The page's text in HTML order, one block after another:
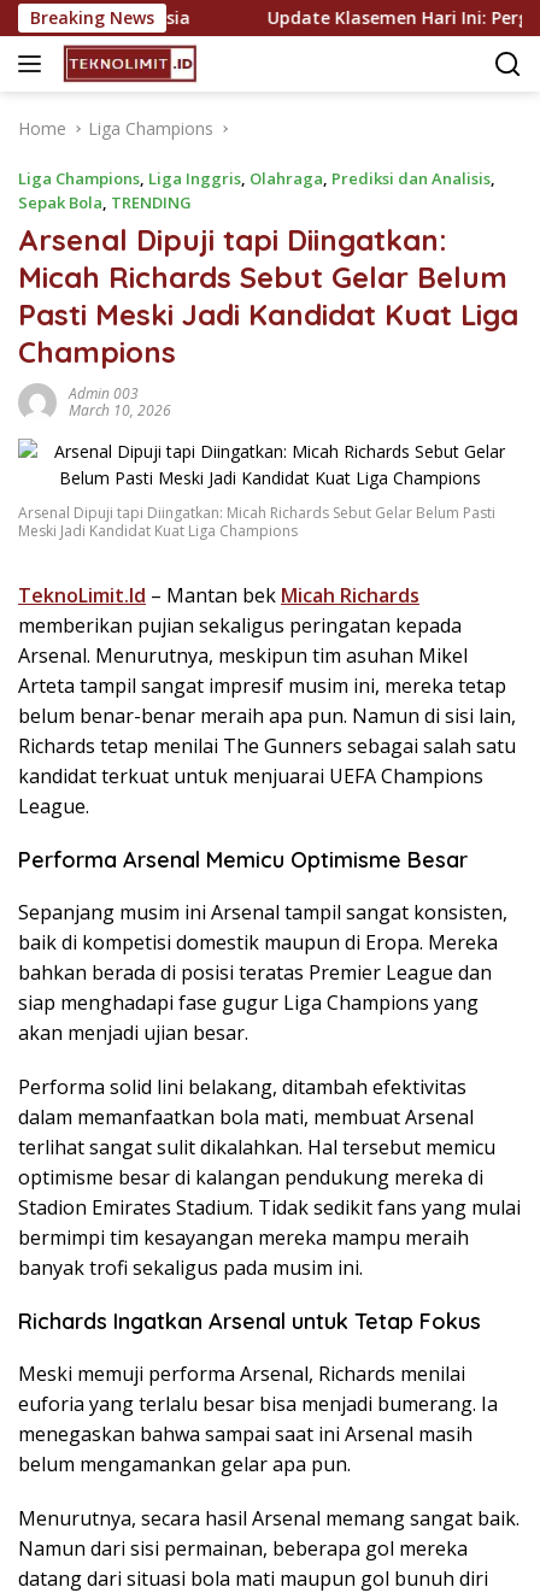
Skip
to
content
Breaking News
Liga Indonesia Update Klasemen Hari Ini:
Home Liga Champions
Liga Champions, Liga Inggris, Olahraga, Prediksi dan Analisis,
Sepak Bola, TRENDING
Arsenal Dipuji tapi Diingatkan:
Micah Richards Sebut Gelar Belum
Pasti Meski Jadi Kandidat Kuat Liga
Champions
Admin 003
March 10, 2026
Arsenal Dipuji tapi Diingatkan: Micah Richards Sebut Gelar Belum Pasti
Meski Jadi Kandidat Kuat Liga Champions
TeknoLimit.Id – Mantan bek Micah Richards
memberikan pujian sekaligus peringatan kepada
Arsenal. Menurutnya, meskipun tim asuhan Mikel
Arteta tampil sangat impresif musim ini, mereka tetap
belum benar-benar meraih apa pun. Namun di sisi lain,
Richards tetap menilai The Gunners sebagai salah satu
kandidat terkuat untuk menjuarai UEFA Champions
League.
Performa Arsenal Memicu Optimisme Besar
Sepanjang musim ini Arsenal tampil sangat konsisten,
baik di kompetisi domestik maupun di Eropa. Mereka
bahkan berada di posisi teratas Premier League dan
siap menghadapi fase gugur Liga Champions yang
akan menjadi ujian besar.
Performa solid lini belakang, ditambah efektivitas
dalam memanfaatkan bola mati, membuat Arsenal
terlihat sangat sulit dikalahkan. Hal tersebut memicu
optimisme besar di kalangan pendukung mereka di
Stadion Emirates Stadium. Tidak sedikit fans yang mulai
bermimpi tim kesayangan mereka mampu meraih
banyak trofi sekaligus pada musim ini.
Richards Ingatkan Arsenal untuk Tetap Fokus
Meski memuji performa Arsenal, Richards menilai
euforia yang terlalu besar bisa menjadi bumerang. Ia
menegaskan bahwa sampai saat ini Arsenal masih
belum mengamankan gelar apa pun.
Menurutnya, secara hasil Arsenal memang sangat baik.
Namun dari sisi permainan, beberapa gol mereka
datang dari situasi bola mati maupun gol bunuh diri